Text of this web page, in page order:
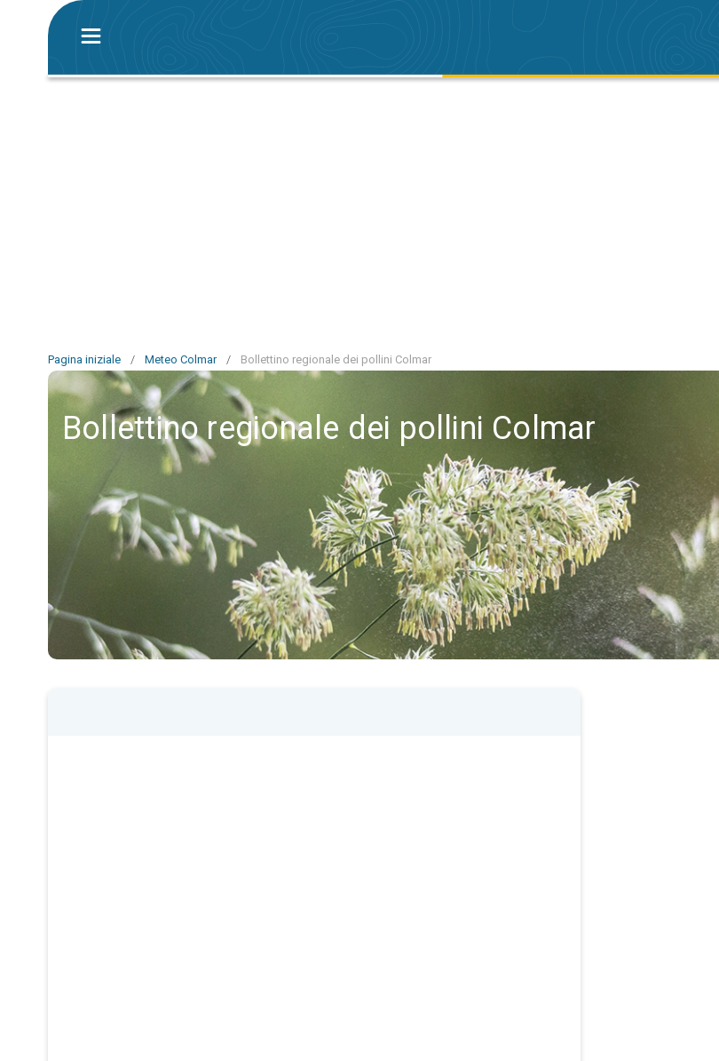
Pagina iniziale / Meteo Colmar / Bollettino regionale dei pollini Colmar
Bollettino regionale dei pollini Colmar